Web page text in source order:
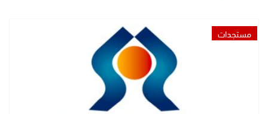
مستجدات